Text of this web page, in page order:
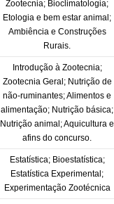
Zootecnia; Bioclimatologia;
Etologia e bem estar animal;
Ambiência e Construções
Rurais.
Introdução à Zootecnia;
Zootecnia Geral; Nutrição de
não-ruminantes; Alimentos e
alimentação; Nutrição básica;
Nutrição animal; Aquicultura e
afins do concurso.
Estatística; Bioestatística;
Estatística Experimental;
Experimentação Zootécnica